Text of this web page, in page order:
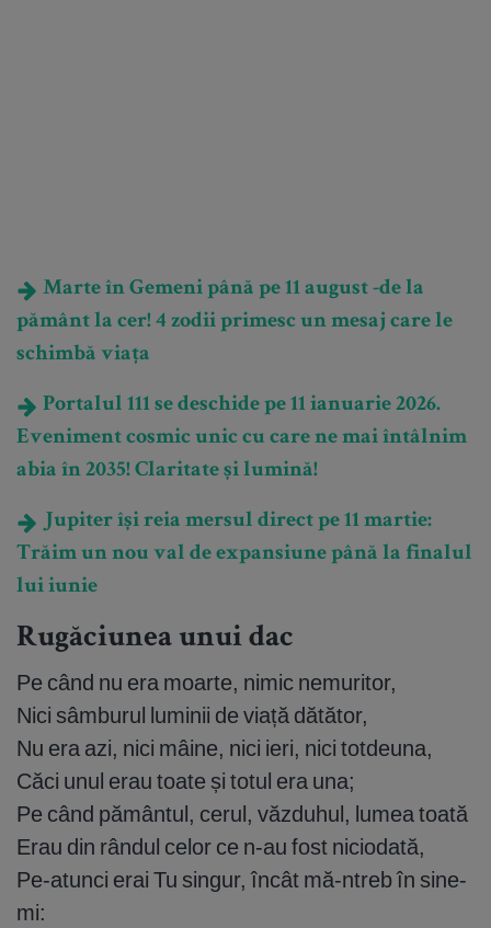
Marte în Gemeni până pe 11 august -de la
pământ la cer! 4 zodii primesc un mesaj care le
schimbă viața
Portalul 111 se deschide pe 11 ianuarie 2026.
Eveniment cosmic unic cu care ne mai întâlnim
abia în 2035! Claritate și lumină!
Jupiter își reia mersul direct pe 11 martie:
Trăim un nou val de expansiune până la finalul
lui iunie
Rugăciunea unui dac
Pe când nu era moarte, nimic nemuritor,
Nici sâmburul luminii de viață dătător,
Nu era azi, nici mâine, nici ieri, nici totdeuna,
Căci unul erau toate și totul era una;
Pe când pământul, cerul, văzduhul, lumea toată
Erau din rândul celor ce n-au fost niciodată,
Pe-atunci erai Tu singur, încât mă-ntreb în sine-
mi: